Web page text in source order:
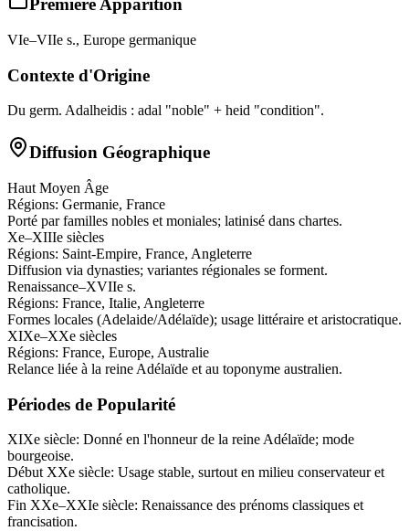
Première Apparition
VIe–VIIe s., Europe germanique
Contexte d'Origine
Du germ. Adalheidis : adal "noble" + heid "condition".
Diffusion Géographique
Haut Moyen Âge
Régions: Germanie, France
Porté par familles nobles et moniales; latinisé dans chartes.
Xe–XIIIe siècles
Régions: Saint-Empire, France, Angleterre
Diffusion via dynasties; variantes régionales se forment.
Renaissance–XVIIe s.
Régions: France, Italie, Angleterre
Formes locales (Adelaide/Adélaïde); usage littéraire et aristocratique.
XIXe–XXe siècles
Régions: France, Europe, Australie
Relance liée à la reine Adélaïde et au toponyme australien.
Périodes de Popularité
XIXe siècle: Donné en l'honneur de la reine Adélaïde; mode
bourgeoise.
Début XXe siècle: Usage stable, surtout en milieu conservateur et
catholique.
Fin XXe–XXIe siècle: Renaissance des prénoms classiques et
francisation.